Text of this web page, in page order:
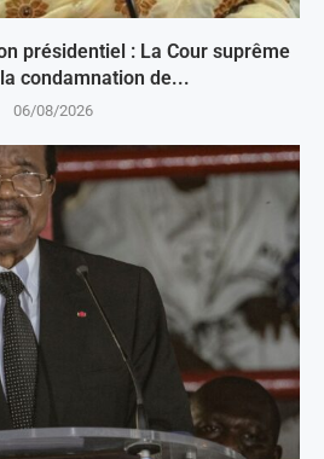
présidentiel : La Cour suprême
condamnation de...
06/08/2026